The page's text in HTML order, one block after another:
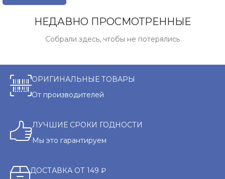
НЕДАВНО ПРОСМОТРЕННЫЕ
Собрали здесь, чтобы не потерялись
ОРИГИНАЛЬНЫЕ ТОВАРЫ
От производителей
ЛУЧШИЕ СРОКИ ГОДНОСТИ
Мы это гарантируем
ДОСТАВКА ОТ 149 ₽